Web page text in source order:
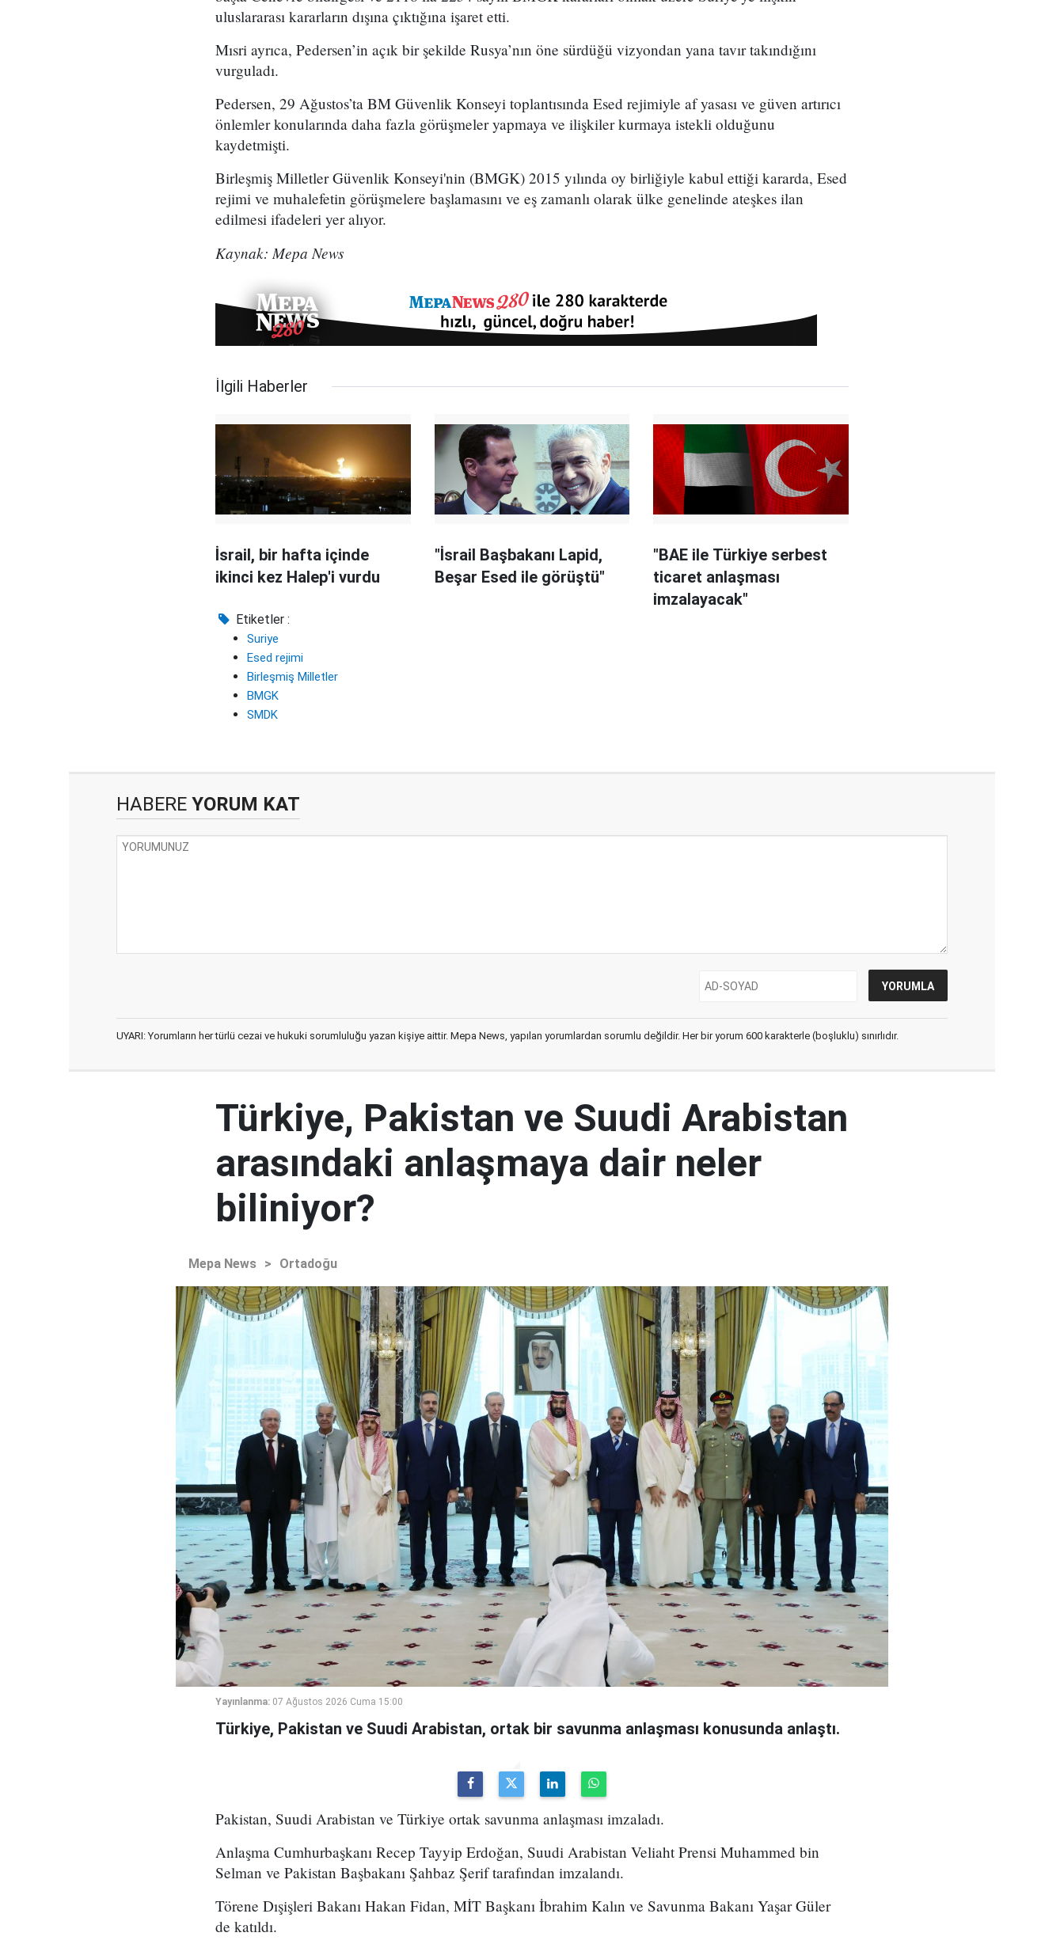
uluslararası kararların dışına çıktığına işaret etti.
Mısri ayrıca, Pedersen’in açık bir şekilde Rusya’nın öne sürdüğü vizyondan yana tavır takındığını
vurguladı.
Pedersen, 29 Ağustos’ta BM Güvenlik Konseyi toplantısında Esed rejimiyle af yasası ve güven artırıcı
önlemler konularında daha fazla görüşmeler yapmaya ve ilişkiler kurmaya istekli olduğunu
kaydetmişti.
Birleşmiş Milletler Güvenlik Konseyi'nin (BMGK) 2015 yılında oy birliğiyle kabul ettiği kararda, Esed
rejimi ve muhalefetin görüşmelere başlamasını ve eş zamanlı olarak ülke genelinde ateşkes ilan
edilmesi ifadeleri yer alıyor.
Kaynak: Mepa News
İlgili Haberler
İsrail, bir hafta içinde
ikinci kez Halep'i vurdu
"İsrail Başbakanı Lapid,
Beşar Esed ile görüştü"
"BAE ile Türkiye serbest
ticaret anlaşması
imzalayacak"
Etiketler :
Suriye
Esed rejimi
Birleşmiş Milletler
BMGK
SMDK
HABERE YORUM KAT
UYARI: Yorumların her türlü cezai ve hukuki sorumluluğu yazan kişiye aittir. Mepa News, yapılan yorumlardan sorumlu değildir. Her bir yorum 600 karakterle (boşluklu) sınırlıdır.
Türkiye, Pakistan ve Suudi Arabistan
arasındaki anlaşmaya dair neler
biliniyor?
Mepa News > Ortadoğu
Yayınlanma: 07 Ağustos 2026 Cuma 15:00
Türkiye, Pakistan ve Suudi Arabistan, ortak bir savunma anlaşması konusunda anlaştı.
Pakistan, Suudi Arabistan ve Türkiye ortak savunma anlaşması imzaladı.
Anlaşma Cumhurbaşkanı Recep Tayyip Erdoğan, Suudi Arabistan Veliaht Prensi Muhammed bin
Selman ve Pakistan Başbakanı Şahbaz Şerif tarafından imzalandı.
Törene Dışişleri Bakanı Hakan Fidan, MİT Başkanı İbrahim Kalın ve Savunma Bakanı Yaşar Güler
de katıldı.